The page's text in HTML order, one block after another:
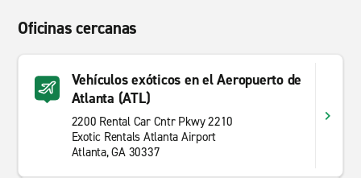
Oficinas cercanas
Vehículos exóticos en el Aeropuerto de
Atlanta (ATL)
2200 Rental Car Cntr Pkwy 2210
Exotic Rentals Atlanta Airport
Atlanta, GA 30337